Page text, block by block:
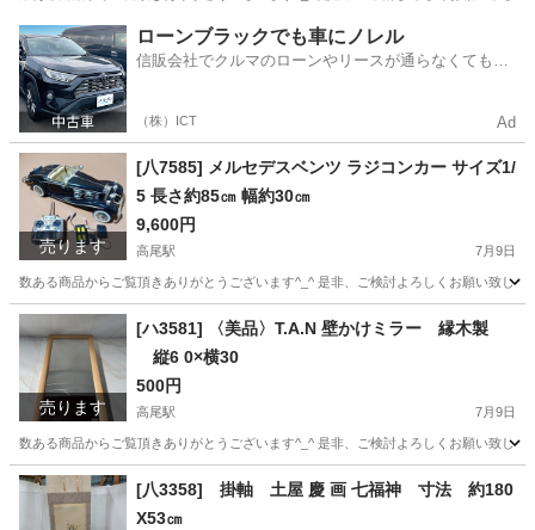
東京 八王子市 高尾駅 ロードバイク トレック
ローンブラックでも車にノレル
信販会社でクルマのローンやリースが通らなくてもク
（株）ICT Ad
売ります
[八7585] メルセデスベンツ ラジコンカー サイズ1/
5 長さ約85㎝ 幅約30㎝
9,600円
高尾駅 7月9日
数ある商品からご覧頂きありがとうございます^_^ 是非、ご検討よろしくお願い致
東京 八王子市 インテリア雑貨/小物
売ります
[ハ3581] 〈美品〉T.A.N 壁かけミラー 縁木製
縦6 0×横30
500円
高尾駅 7月9日
数ある商品からご覧頂きありがとうございます^_^ 是非、ご検討よろしくお願い致
東京 八王子市 ミラー/鏡 ミラー
[八3358] 掛軸 土屋 慶 画 七福神 寸法 約180
X53㎝